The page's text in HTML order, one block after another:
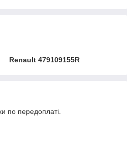
Renault 479109155R
по передоплаті.